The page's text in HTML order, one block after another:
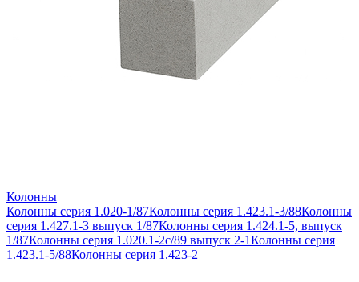
Колонны
Колонны серия 1.020-1/87Колонны серия 1.423.1-3/88Колонны
серия 1.427.1-3 выпуск 1/87Колонны серия 1.424.1-5, выпуск
1/87Колонны серия 1.020.1-2с/89 выпуск 2-1Колонны серия
1.423.1-5/88Колонны серия 1.423-2